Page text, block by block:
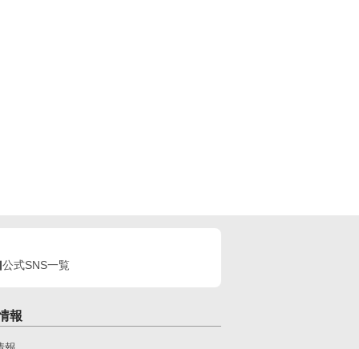
公式SNS一覧
報